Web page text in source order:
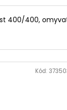
400/400,
Kód: